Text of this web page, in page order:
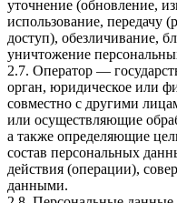
уточнение (обновление,
использование, передачу
доступ), обезличивание,
уничтожение
2.7. Оператор —
орган, юридическое или
совместно с другими
или осуществляющие
а также определяющие
состав персональных
действия (операции),
данными.